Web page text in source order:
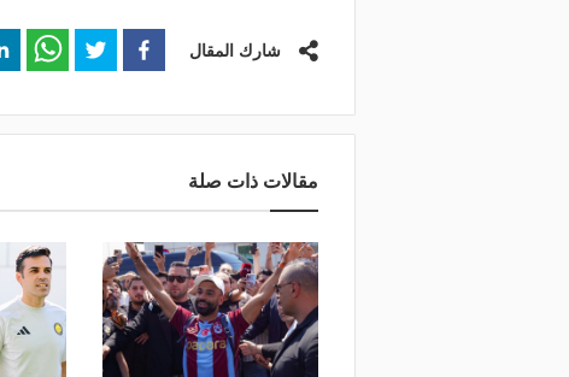
شارك المقال
مقالات ذات صلة